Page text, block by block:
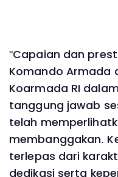
"Capaian dan
Komando Armada
Koarmada RI
tanggung jawab
telah
membanggakan.
terlepas dari
dedikasi serta